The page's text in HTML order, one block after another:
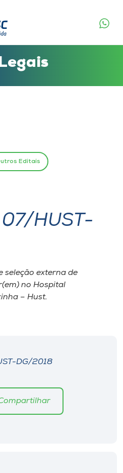
Editais
07/HUST-
seleção externa de
no Hospital
– Hust.
DG/2018